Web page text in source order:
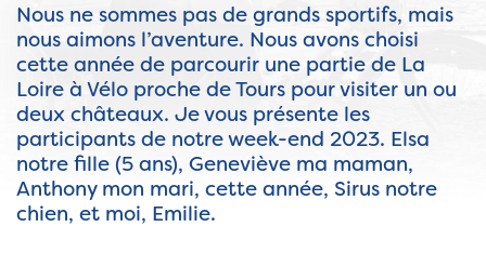
Nous ne sommes pas de grands sportifs, mais
nous aimons l’aventure. Nous avons choisi
cette année de parcourir une partie de La
Loire à Vélo proche de Tours pour visiter un ou
deux châteaux. Je vous présente les
participants de notre week-end 2023. Elsa
notre fille (5 ans), Geneviève ma maman,
Anthony mon mari, cette année, Sirus notre
chien, et moi, Emilie.